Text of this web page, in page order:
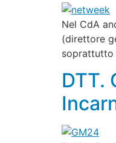
Nel CdA
(direttore
soprattutto
DTT.